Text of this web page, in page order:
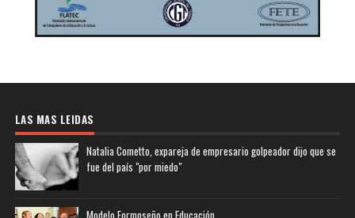
LAS MAS LEIDAS
Natalia Cometto, expareja de empresario golpeador dijo que se
fue del país "por miedo"
Modelo Formoseño en Educación